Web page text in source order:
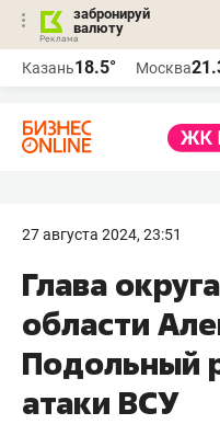
забронируй
валюту
Казань18.5° Москва
27 августа 2024, 23:51
Глава
области
Подольный
атаки ВСУ